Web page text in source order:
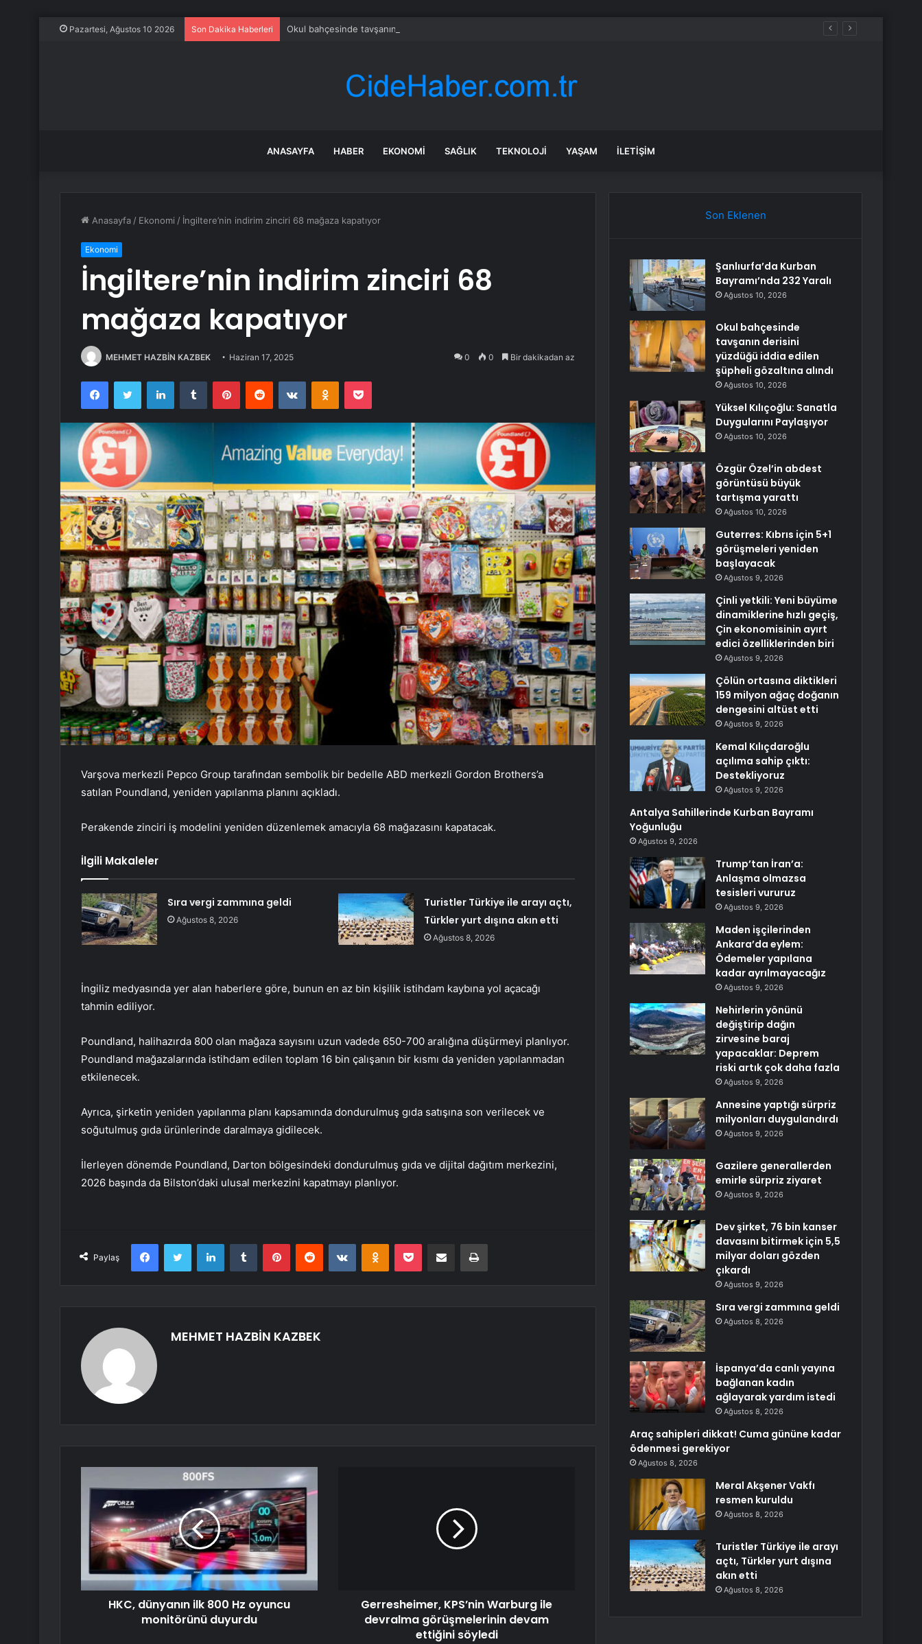
Pazartesi, Ağustos 10 2026 Son Dakika Haberleri Okul bahçesinde tavşanın derisini yüzdüğü iddia edilen şüpheli gözaltına alındı
ANASAYFA HABER EKONOMI SAĞLIK TEKNOLOJI YAŞAM İLETIŞIM
Anasayfa / Ekonomi / İngiltere’nin indirim zinciri 68 mağaza kapatıyor
Ekonomi
İngiltere’nin indirim zinciri 68
mağaza kapatıyor
MEHMET HAZBİN KAZBEK Haziran 17, 2025 0 0 Bir dakikadan az
FacebookTwitter LinkedInTumblr PinterestReddit VKontakteOdnoklassniki
Pocket
Varşova merkezli Pepco Group tarafından sembolik bir bedelle ABD merkezli Gordon Brothers’a
satılan Poundland, yeniden yapılanma planını açıkladı.
Perakende zinciri iş modelini yeniden düzenlemek amacıyla 68 mağazasını kapatacak.
İlgili Makaleler
Sıra vergi zammına geldi
Ağustos 8, 2026
Turistler Türkiye ile arayı açtı,
Türkler yurt dışına akın etti
Ağustos 8, 2026
İngiliz medyasında yer alan haberlere göre, bunun en az bin kişilik istihdam kaybına yol açacağı
tahmin ediliyor.
Poundland, halihazırda 800 olan mağaza sayısını uzun vadede 650-700 aralığına düşürmeyi planlıyor.
Poundland mağazalarında istihdam edilen toplam 16 bin çalışanın bir kısmı da yeniden yapılanmadan
etkilenecek.
Ayrıca, şirketin yeniden yapılanma planı kapsamında dondurulmuş gıda satışına son verilecek ve
soğutulmuş gıda ürünlerinde daralmaya gidilecek.
İlerleyen dönemde Poundland, Darton bölgesindeki dondurulmuş gıda ve dijital dağıtım merkezini,
2026 başında da Bilston’daki ulusal merkezini kapatmayı planlıyor.
Paylaş
FacebookTwitter LinkedInTumblr PinterestReddit VKontakteOdnoklassniki
Pocket E-Posta ile paylaş Yazdır
MEHMET HAZBİN KAZBEK
HKC, dünyanın ilk 800 Hz oyuncu
monitörünü duyurdu
Gerresheimer, KPS’nin Warburg ile
devralma görüşmelerinin devam
ettiğini söyledi
Son Eklenen
Şanlıurfa’da Kurban
Bayramı’nda 232 Yaralı
Ağustos 10, 2026
Okul bahçesinde
tavşanın derisini
yüzdüğü iddia edilen
şüpheli gözaltına alındı
Ağustos 10, 2026
Yüksel Kılıçoğlu: Sanatla
Duygularını Paylaşıyor
Ağustos 10, 2026
Özgür Özel’in abdest
görüntüsü büyük
tartışma yarattı
Ağustos 10, 2026
Guterres: Kıbrıs için 5+1
görüşmeleri yeniden
başlayacak
Ağustos 9, 2026
Çinli yetkili: Yeni büyüme
dinamiklerine hızlı geçiş,
Çin ekonomisinin ayırt
edici özelliklerinden biri
Ağustos 9, 2026
Çölün ortasına diktikleri
159 milyon ağaç doğanın
dengesini altüst etti
Ağustos 9, 2026
Kemal Kılıçdaroğlu
açılıma sahip çıktı:
Destekliyoruz
Ağustos 9, 2026
Antalya Sahillerinde Kurban Bayramı
Yoğunluğu
Ağustos 9, 2026
Trump’tan İran’a:
Anlaşma olmazsa
tesisleri vururuz
Ağustos 9, 2026
Maden işçilerinden
Ankara’da eylem:
Ödemeler yapılana
kadar ayrılmayacağız
Ağustos 9, 2026
Nehirlerin yönünü
değiştirip dağın
zirvesine baraj
yapacaklar: Deprem
riski artık çok daha fazla
Ağustos 9, 2026
Annesine yaptığı sürpriz
milyonları duygulandırdı
Ağustos 9, 2026
Gazilere generallerden
emirle sürpriz ziyaret
Ağustos 9, 2026
Dev şirket, 76 bin kanser
davasını bitirmek için 5,5
milyar doları gözden
çıkardı
Ağustos 9, 2026
Sıra vergi zammına geldi
Ağustos 8, 2026
İspanya’da canlı yayına
bağlanan kadın
ağlayarak yardım istedi
Ağustos 8, 2026
Araç sahipleri dikkat! Cuma gününe kadar
ödenmesi gerekiyor
Ağustos 8, 2026
Meral Akşener Vakfı
resmen kuruldu
Ağustos 8, 2026
Turistler Türkiye ile arayı
açtı, Türkler yurt dışına
akın etti
Ağustos 8, 2026